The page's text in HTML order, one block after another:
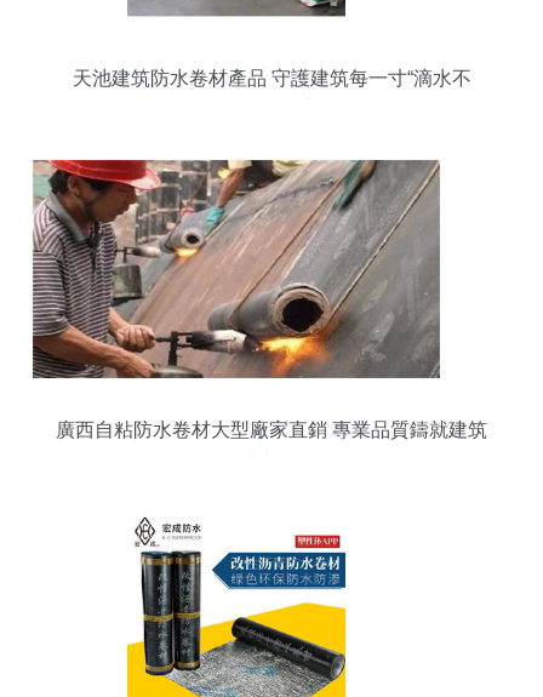
天池建筑防水卷材產品 守護建筑每一寸“滴水不
廣西自粘防水卷材大型廠家直銷 專業品質鑄就建筑